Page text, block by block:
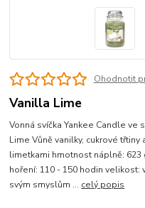
Ohodnotit
Vanilla Lime
Vonná svíčka Yankee Candle
Lime Vůně vanilky, cukrové třtiny
limetkami hmotnost náplně: 623
hoření: 110 - 150 hodin velikost:
svým smyslům ... celý popis